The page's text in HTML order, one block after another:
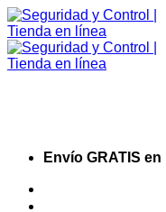
Saltar
al
contenido
Envío GRATIS